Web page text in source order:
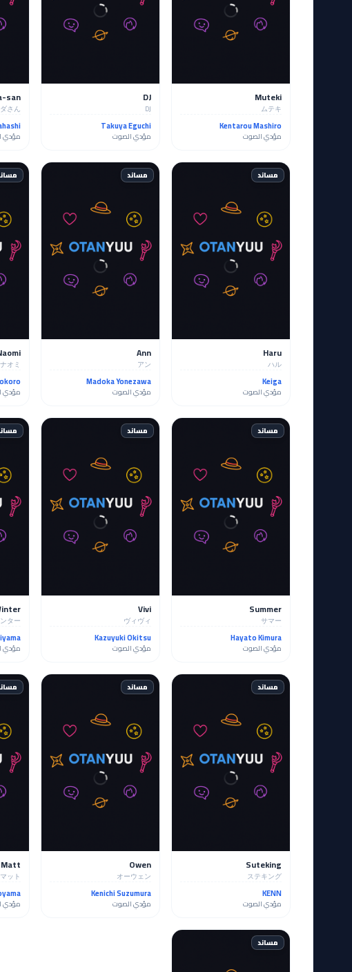
Muteki
ムテキ
Kentarou Mashiro
مؤدي الصوت
DJ
DJ
Takuya Eguchi
مؤدي الصوت
san
さん
مؤدي
مساند
Haru
ハル
Keiga
مؤدي الصوت
مساند
Ann
アン
Madoka Yonezawa
مؤدي الصوت
ナオミ
مؤدي
مساند
Summer
サマー
Hayato Kimura
مؤدي الصوت
مساند
Vivi
ヴィヴィ
Kazuyuki Okitsu
مؤدي الصوت
ター
مؤدي
مساند
Suteking
ステキング
KENN
مؤدي الصوت
مساند
Owen
オーウェン
Kenichi Suzumura
مؤدي الصوت
Matt
マット
مؤدي
مساند